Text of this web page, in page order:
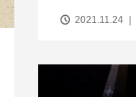
2021.11.24